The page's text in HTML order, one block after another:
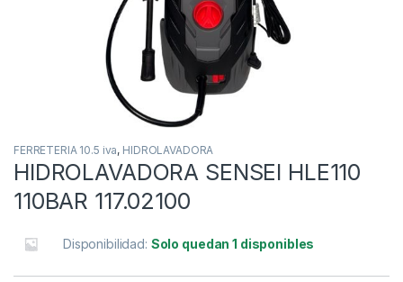
FERRETERIA 10.5 iva, HIDROLAVADORA
HIDROLAVADORA SENSEI HLE110
110BAR 117.02100
Disponibilidad: Solo quedan 1 disponibles